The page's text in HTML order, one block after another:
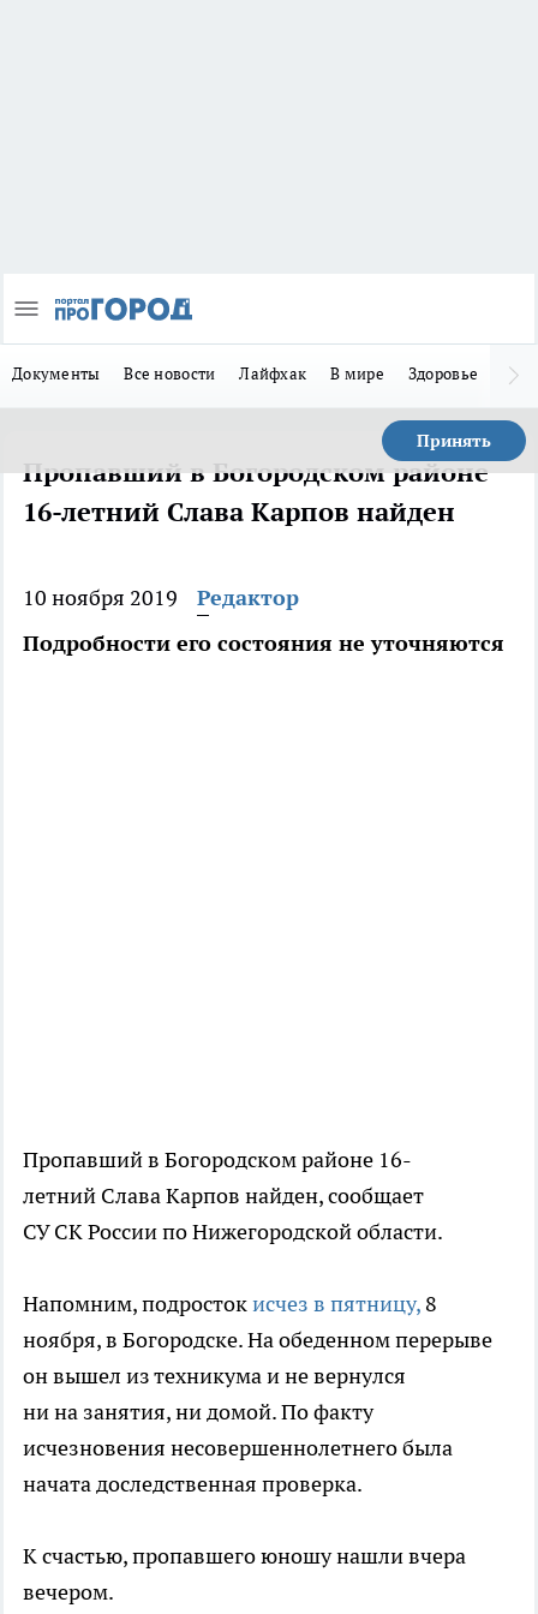
Документы Все новости Лайфхак В мире Здоровье
Принять
Пропавший в Богородском районе
16-летний Слава Карпов найден
10 ноября 2019
Редактор
Подробности его состояния не уточняются
Пропавший в Богородском районе 16-
летний Слава Карпов найден, сообщает
СУ СК России по Нижегородской области.
Напомним, подростокисчез в пятницу, 8
ноября, в Богородске. На обеденном перерыве
он вышел из техникума и не вернулся
ни на занятия, ни домой. По факту
исчезновения несовершеннолетнего была
начата доследственная проверка.
К счастью, пропавшего юношу нашли вчера
вечером.